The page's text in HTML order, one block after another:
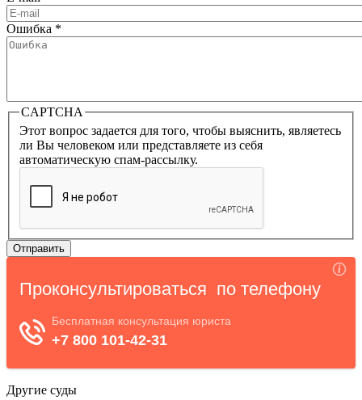
Ошибка *
CAPTCHA
Этот вопрос задается для того, чтобы выяснить, являетесь
ли Вы человеком или представляете из себя
автоматическую спам-рассылку.
Другие суды